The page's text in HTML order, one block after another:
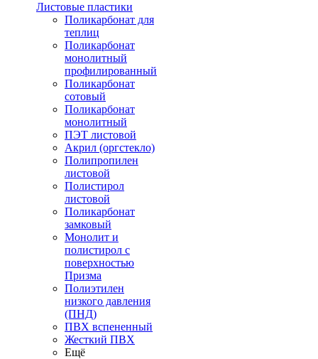
Листовые пластики
Поликарбонат для
теплиц
Поликарбонат
монолитный
профилированный
Поликарбонат
сотовый
Поликарбонат
монолитный
ПЭТ листовой
Акрил (оргстекло)
Полипропилен
листовой
Полистирол
листовой
Поликарбонат
замковый
Монолит и
полистирол с
поверхностью
Призма
Полиэтилен
низкого давления
(ПНД)
ПВХ вспененный
Жесткий ПВХ
Ещё